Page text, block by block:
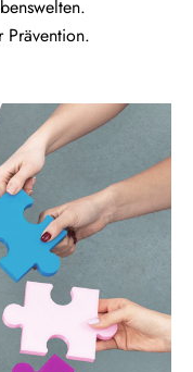
Prävention.